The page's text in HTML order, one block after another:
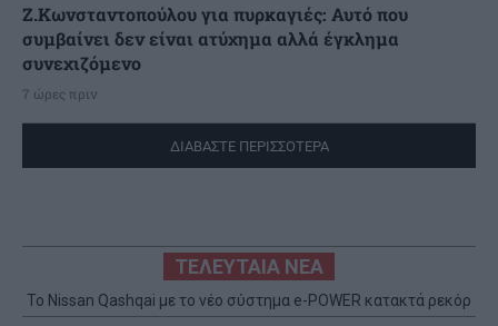
Ζ.Κωνσταντοπούλου για πυρκαγιές: Αυτό που
συμβαίνει δεν είναι ατύχημα αλλά έγκλημα
συνεχιζόμενο
7 ώρες πριν
ΔΙΑΒΑΣΤΕ ΠΕΡΙΣΣΟΤΕΡΑ